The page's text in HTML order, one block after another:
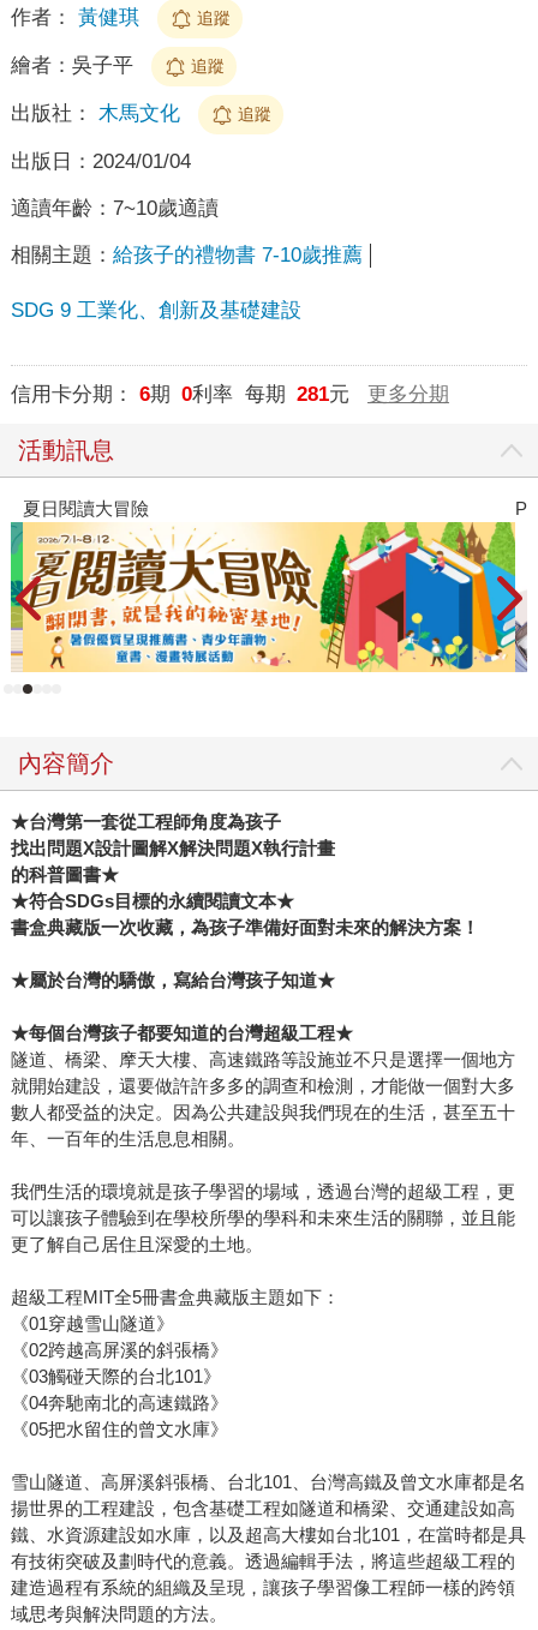
作者： 黃健琪 追蹤
繪者： 吳子平 追蹤
出版社： 木馬文化 追蹤
出版日： 2024/01/04
適讀年齡： 7~10歲適讀
相關主題： 給孩子的禮物書 7-10歲推薦
SDG 9 工業化、創新及基礎建設
信用卡分期： 6期 0利率 每期 281元 更多分期
活動訊息
PUGO噗果聰明書包開學
內容簡介
★台灣第一套從工程師角度為孩子
找出問題X設計圖解X解決問題X執行計畫
的科普圖書★
★符合SDGs目標的永續閱讀文本★
書盒典藏版一次收藏，為孩子準備好面對未來的解決方案！
★屬於台灣的驕傲，寫給台灣孩子知道★
★每個台灣孩子都要知道的台灣超級工程★
隧道、橋梁、摩天大樓、高速鐵路等設施並不只是選擇一個地方
就開始建設，還要做許許多多的調查和檢測，才能做一個對大多
數人都受益的決定。因為公共建設與我們現在的生活，甚至五十
年、一百年的生活息息相關。
我們生活的環境就是孩子學習的場域，透過台灣的超級工程，更
可以讓孩子體驗到在學校所學的學科和未來生活的關聯，並且能
更了解自己居住且深愛的土地。
超級工程MIT全5冊書盒典藏版主題如下：
《01穿越雪山隧道》
《02跨越高屏溪的斜張橋》
《03觸碰天際的台北101》
《04奔馳南北的高速鐵路》
《05把水留住的曾文水庫》
雪山隧道、高屏溪斜張橋、台北101、台灣高鐵及曾文水庫都是名
揚世界的工程建設，包含基礎工程如隧道和橋梁、交通建設如高
鐵、水資源建設如水庫，以及超高大樓如台北101，在當時都是具
有技術突破及劃時代的意義。透過編輯手法，將這些超級工程的
建造過程有系統的組織及呈現，讓孩子學習像工程師一樣的跨領
域思考與解決問題的方法。